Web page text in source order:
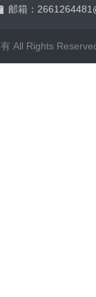
邮箱：
All Rights